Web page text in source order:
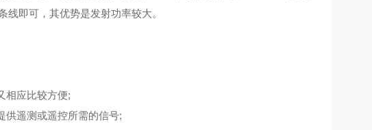
即可，其优势是发射功率较大。
应比较方便;
供遥测或遥控所需的信号;